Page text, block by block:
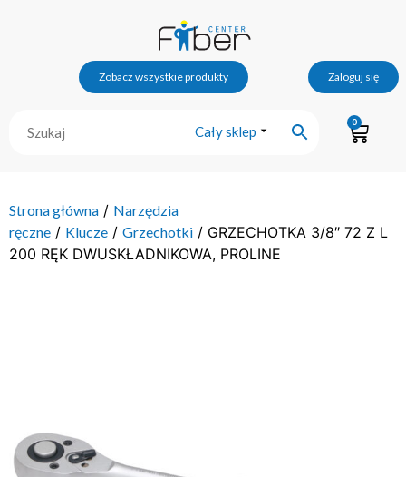
Zobacz wszystkie produkty Zaloguj się
Cały sklep
0
Strona główna / Narzędzia
ręczne / Klucze / Grzechotki / GRZECHOTKA 3/8″ 72 Z L
200 RĘK DWUSKŁADNIKOWA, PROLINE